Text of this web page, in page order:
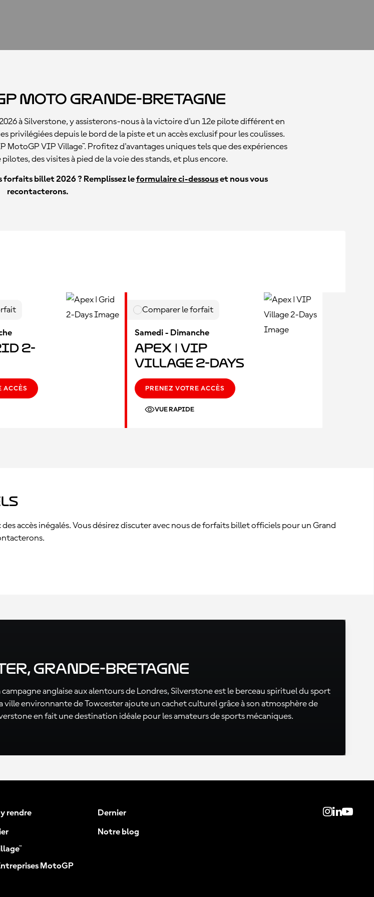
moto Grande-Bretagne
à Silverstone, y assisterons-nous à la victoire d'un 12e pilote différent en
privilégiées depuis le bord de la piste et un accès exclusif pour les coulisses.
MotoGP VIP Village™. Profitez d'avantages uniques tels que des expériences
des visites à pied de la voie des stands, et plus encore.
forfaits billet 2026 ? Remplissez leformulaire ci-dessouset nous vous
recontacterons.
2-
ACCÈS
Comparer le forfait
Samedi - Dimanche
Apex | VIP
Village 2-Days
PRENEZ VOTRE ACCÈS
VUE RAPIDE
accès inégalés. Vous désirez discuter avec nous de forfaits billet officiels pour un Grand
Grande-Bretagne
anglaise aux alentours de Londres, Silverstone est le berceau spirituel du sport
environnante de Towcester ajoute un cachet culturel grâce à son atmosphère de
en fait une destination idéale pour les amateurs de sports mécaniques.
rendre
MotoGP
Dernier
Notre blog